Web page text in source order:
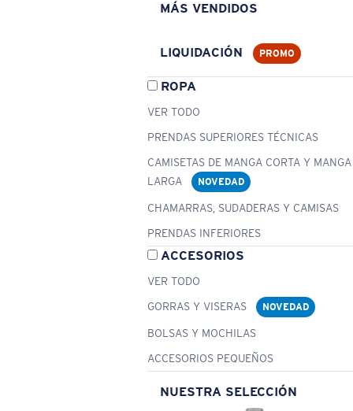
MÁS VENDIDOS
LIQUIDACIÓN PROMO
ROPA
VER TODO
PRENDAS SUPERIORES TÉCNICAS
CAMISETAS DE MANGA CORTA Y MANGA
LARGA
NOVEDAD
CHAMARRAS, SUDADERAS Y CAMISAS
PRENDAS INFERIORES
ACCESORIOS
VER TODO
GORRAS Y VISERAS
NOVEDAD
BOLSAS Y MOCHILAS
ACCESORIOS PEQUEÑOS
NUESTRA SELECCIÓN